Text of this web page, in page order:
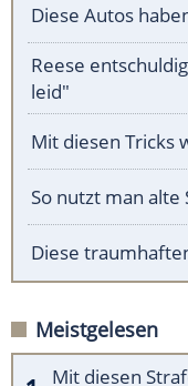
Diese Autos
Reese
leid"
Mit diesen Tricks
So nutzt man
Diese
Meistgelesen
Mit diesen